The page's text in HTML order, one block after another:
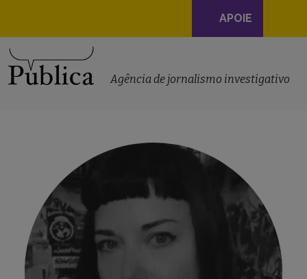
Navegação
principal
APOIE
Agência de jornalismo investigativo